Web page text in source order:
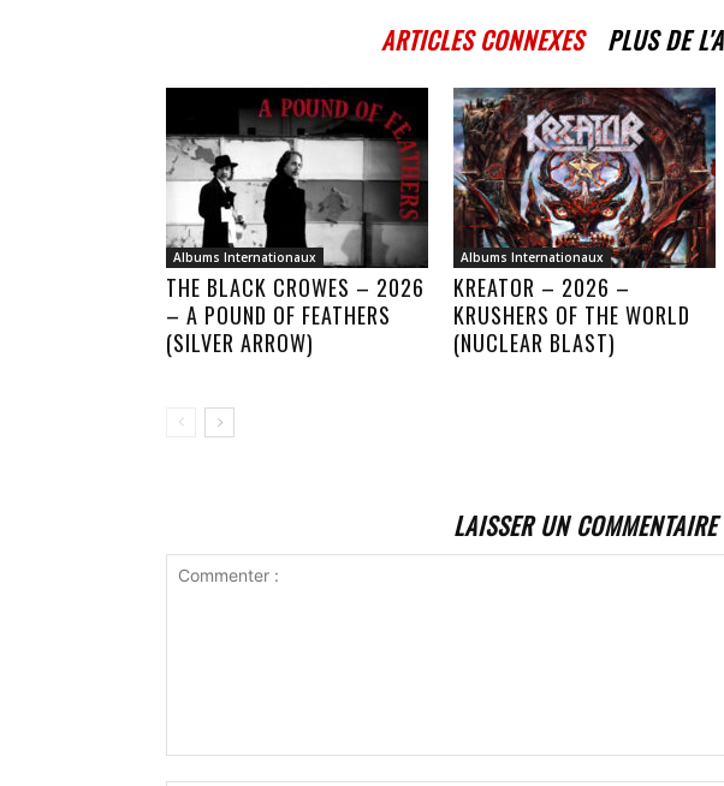
ARTICLES CONNEXES PLUS DE
Albums Internationaux
THE BLACK CROWES – 2026
– A POUND OF FEATHERS
(SILVER ARROW)
Albums Internationaux
KREATOR – 2026 –
KRUSHERS OF THE WORLD
(NUCLEAR BLAST)
LAISSER UN COMMENTAIRE